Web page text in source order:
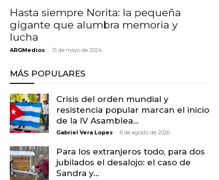
Hasta siempre Norita: la pequeña
gigante que alumbra memoria y
lucha
ARGMedios - 31 de mayo de 2024
MÁS POPULARES
Crisis del orden mundial y
resistencia popular marcan el inicio
de la IV Asamblea...
Gabriel Vera Lopes - 6 de agosto de 2026
Para los extranjeros todo, para dos
jubilados el desalojo: el caso de
Sandra y...